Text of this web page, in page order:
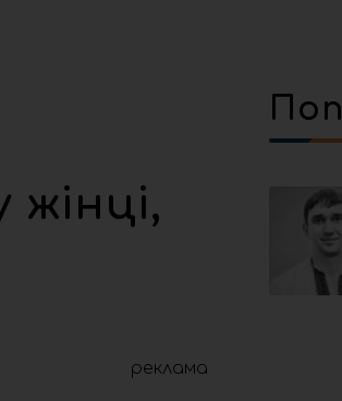
жінці,
реклама